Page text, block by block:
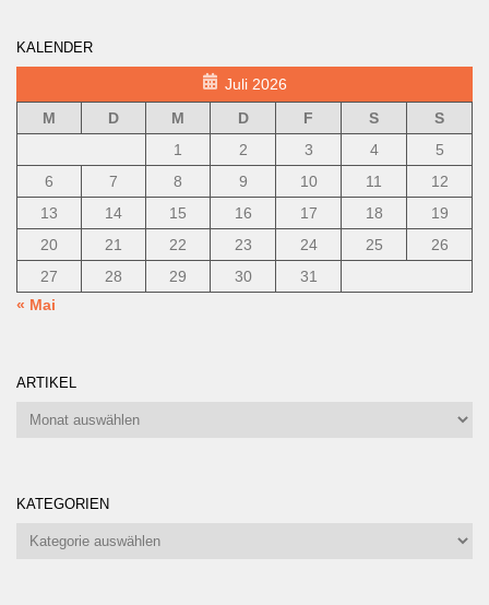
KALENDER
Juli 2026
M
D M D F S
S
1
2 3 4
5
6
7 8 9 10 11
12
13
14 15 16 17 18
19
20
21 22 23 24 25
26
27
28 29 30
31
« Mai
ARTIKEL
Artikel
KATEGORIEN
Kategorien